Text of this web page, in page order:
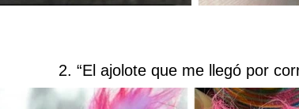
2. “El ajolote que me llegó por